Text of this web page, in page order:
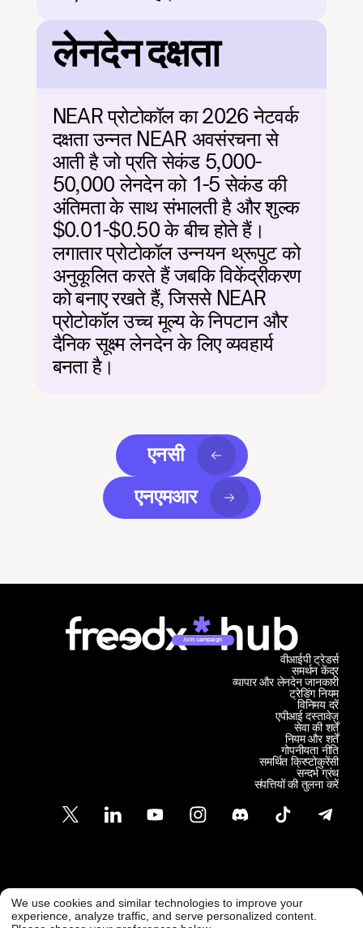
लेनदेन दक्षता
NEAR प्रोटोकॉल का 2026 नेटवर्क
दक्षता उन्नत NEAR अवसंरचना से
आती है जो प्रति सेकंड 5,000-
50,000 लेनदेन को 1-5 सेकंड की
अंतिमता के साथ संभालती है और शुल्क
$0.01-$0.50 के बीच होते हैं।
लगातार प्रोटोकॉल उन्नयन थ्रूपुट को
अनुकूलित करते हैं जबकि विकेंद्रीकरण
को बनाए रखते हैं, जिससे NEAR
प्रोटोकॉल उच्च मूल्य के निपटान और
दैनिक सूक्ष्म लेनदेन के लिए व्यवहार्य
बनता है।
एनसी
एनएमआर
Join campaign
समर्थन केंद्र
व्यापार और लेनदेन जानकारी
वीआईपी ट्रेडर्स
ट्रेडिंग नियम
विनिमय दरें
एपीआई दस्तावेज़
सेवा की शर्तें
नियम और शर्तें
गोपनीयता नीति
समर्थित क्रिप्टोकुरेंसी
सन्दर्भ ग्रंथ
संपत्तियों की तुलना करें
ग्राहक समर्थन
सपोर्ट@फ्रीडएक्स.कॉम @ Freedx 2026
We use cookies and similar technologies to improve your
experience, analyze traffic, and serve personalized content.